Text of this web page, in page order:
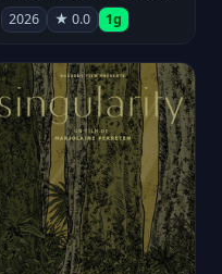
2026 ★ 0.0 1g